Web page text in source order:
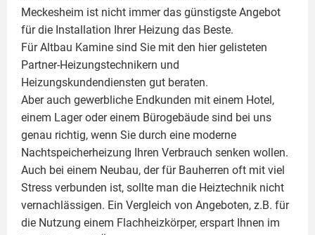
Meckesheim ist nicht immer das günstigste Angebot
für die Installation Ihrer Heizung das Beste.
Für Altbau Kamine sind Sie mit den hier gelisteten
Partner-Heizungstechnikern und
Heizungskundendiensten gut beraten.
Aber auch gewerbliche Endkunden mit einem Hotel,
einem Lager oder einem Bürogebäude sind bei uns
genau richtig, wenn Sie durch eine moderne
Nachtspeicherheizung Ihren Verbrauch senken wollen.
Auch bei einem Neubau, der für Bauherren oft mit viel
Stress verbunden ist, sollte man die Heiztechnik nicht
vernachlässigen. Ein Vergleich von Angeboten, z.B. für
die Nutzung einem Flachheizkörper, erspart Ihnen im